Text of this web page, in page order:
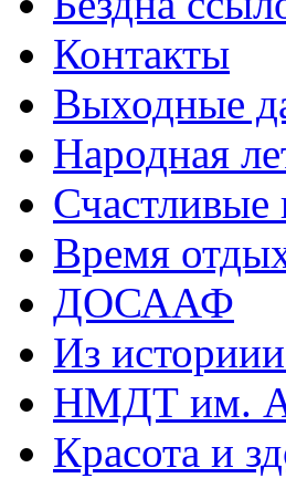
Контакты
Выходные
Народная
Счастливые
Время
ДОСААФ
Из
НМДТ им.
Красота и